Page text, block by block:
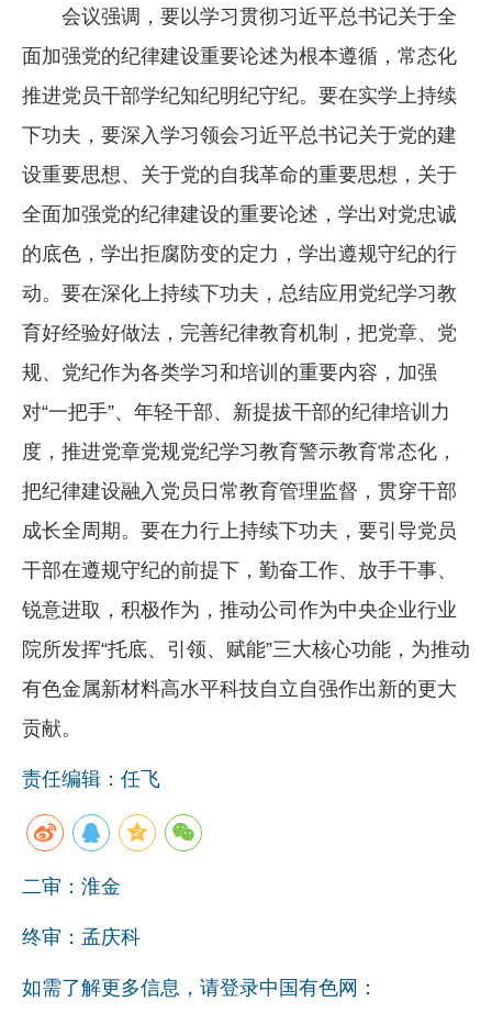
会议强调，要以学习贯彻习近平总书记关于全
面加强党的纪律建设重要论述为根本遵循，常态化
推进党员干部学纪知纪明纪守纪。要在实学上持续
下功夫，要深入学习领会习近平总书记关于党的建
设重要思想、关于党的自我革命的重要思想，关于
全面加强党的纪律建设的重要论述，学出对党忠诚
的底色，学出拒腐防变的定力，学出遵规守纪的行
动。要在深化上持续下功夫，总结应用党纪学习教
育好经验好做法，完善纪律教育机制，把党章、党
规、党纪作为各类学习和培训的重要内容，加强
对“一把手”、年轻干部、新提拔干部的纪律培训力
度，推进党章党规党纪学习教育警示教育常态化，
把纪律建设融入党员日常教育管理监督，贯穿干部
成长全周期。要在力行上持续下功夫，要引导党员
干部在遵规守纪的前提下，勤奋工作、放手干事、
锐意进取，积极作为，推动公司作为中央企业行业
院所发挥“托底、引领、赋能”三大核心功能，为推动
有色金属新材料高水平科技自立自强作出新的更大
贡献。
责任编辑：任飞
二审：淮金
终审：孟庆科
如需了解更多信息，请登录中国有色网：